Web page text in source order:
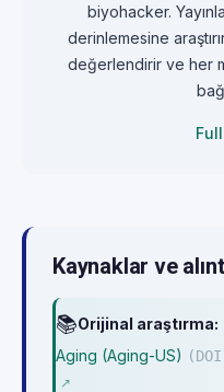
biyohacker.
derinlemesine
değerlendirir ve her
Kaynaklar ve
📚Orijinal araştırma:
Aging (Aging-US)
↗